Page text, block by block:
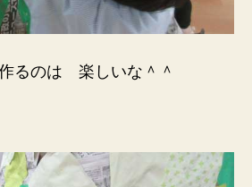
るのは 楽しいな＾＾